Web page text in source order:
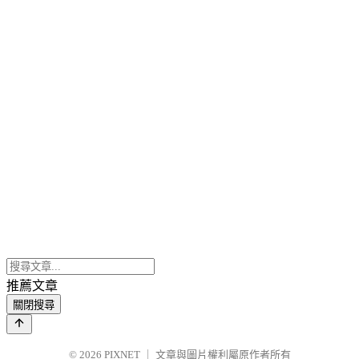
推薦文章
關閉搜尋
© 2026 PIXNET 文章與圖片權利屬原作者所有